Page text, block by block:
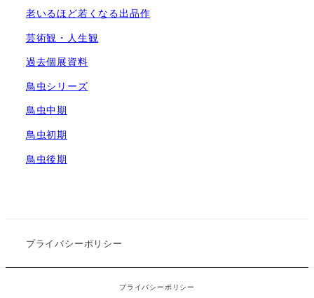
老いるほど若くなる出品作
芸術観・人生観
過去個展資料
鳥虫シリーズ
鳥虫中期
鳥虫初期
鳥虫後期
プライバシーポリシー
copyright 2026 Tomonori Hata
プライバシーポリシー